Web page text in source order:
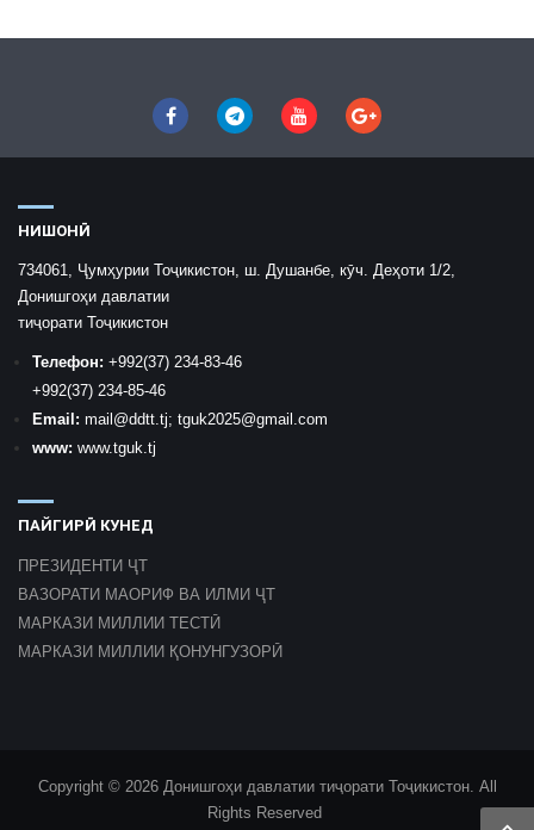
НИШОНӢ
734061, Ҷумҳурии Тоҷикистон, ш. Душанбе, кӯч. Деҳоти 1/2,
Донишгоҳи давлатии
тиҷорати Тоҷикистон
Телефон: +992(37) 234-83-46
+992(37) 234-85-46
Email: mail@ddtt.tj; tguk2025@gmail.com
www: www.tguk.tj
ПАЙГИРӢ КУНЕД
ПРЕЗИДЕНТИ ҶТ
ВАЗОРАТИ МАОРИФ ВА ИЛМИ ҶТ
МАРКАЗИ МИЛЛИИ ТЕСТӢ
МАРКАЗИ МИЛЛИИ ҚОНУНГУЗОРӢ
Copyright © 2026 Донишгоҳи давлатии тиҷорати Тоҷикистон. All
Rights Reserved